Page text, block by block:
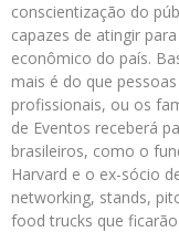
conscientização do
capazes de atingir
econômico do país.
mais é do que
profissionais, ou os
de Eventos receberá
brasileiros, como o
Harvard e o ex-sócio
networking, stands,
food trucks que